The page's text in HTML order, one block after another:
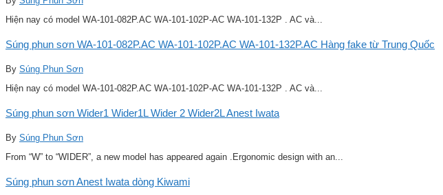
Hiện nay có model WA-101-082P.AC WA-101-102P-AC WA-101-132P . AC và...
Súng phun sơn WA-101-082P.AC WA-101-102P.AC WA-101-132P.AC Hàng fake từ Trung Quốc
By Súng Phun Sơn
Hiện nay có model WA-101-082P.AC WA-101-102P-AC WA-101-132P . AC và...
Súng phun sơn Wider1 Wider1L Wider 2 Wider2L Anest Iwata
By Súng Phun Sơn
From “W” to “WIDER”, a new model has appeared again .Ergonomic design with an...
Súng phun sơn Anest Iwata dòng Kiwami